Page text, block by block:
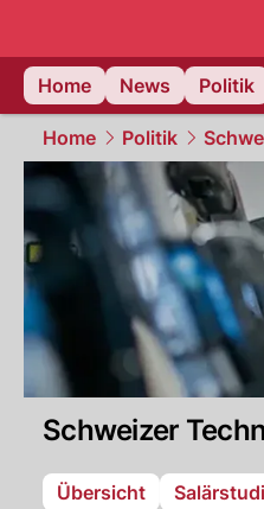
Home
News Politik
Home Politik
Schweizer
Übersicht